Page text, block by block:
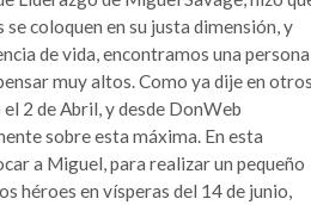
y más redondo, donde todo quedaba lejos y la demora en
si fuera poco, hasta mis...
coloquen en su justa dimensión, y
de vida, encontramos una persona
muy altos. Como ya dije en
2 de Abril, y desde DonWeb
sobre esta máxima. En esta
a Miguel, para realizar un pequeño
héroes en vísperas del 14 de junio,